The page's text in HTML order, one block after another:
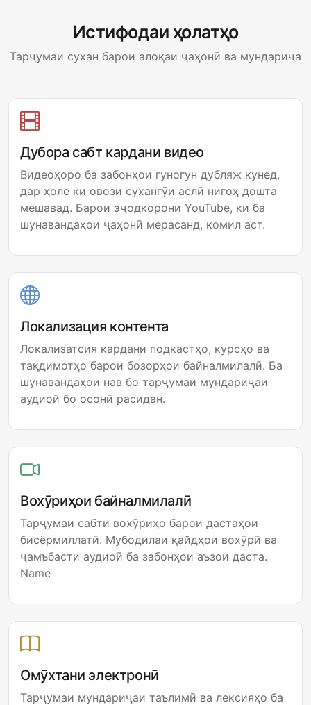
Истифодаи ҳолатҳо
Тарҷумаи сухан барои алоқаи ҷаҳонӣ ва мундариҷа
Дубора сабт кардани видео
Видеоҳоро ба забонҳои гуногун дубляж кунед,
дар ҳоле ки овози сухангӯи аслӣ нигоҳ дошта
мешавад. Барои эҷодкорони YouTube, ки ба
шунавандаҳои ҷаҳонӣ мерасанд, комил аст.
Локализация контента
Локализатсия кардани подкастҳо, курсҳо ва
тақдимотҳо барои бозорҳои байналмилалӣ. Ба
шунавандаҳои нав бо тарҷумаи мундариҷаи
аудиоӣ бо осонӣ расидан.
Вохӯриҳои байналмилалӣ
Тарҷумаи сабти вохӯриҳо барои дастаҳои
бисёрмиллатӣ. Мубодилаи қайдҳои вохӯрӣ ва
ҷамъбасти аудиоӣ ба забонҳои аъзои даста.
Name
Омӯхтани электронӣ
Тарҷумаи мундариҷаи таълимӣ ва лексияҳо ба